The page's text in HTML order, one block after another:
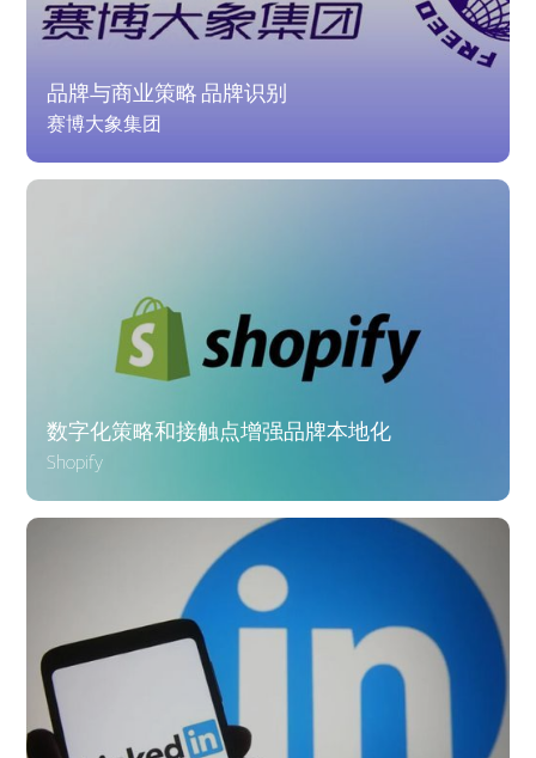
品牌与商业策略 品牌识别
赛博大象集团
数字化策略和接触点增强品牌本地化
Shopify